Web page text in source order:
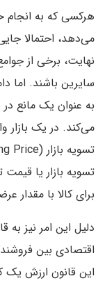
هرکسی که به
می‌دهد، احتمالا
نهایت، برخی از
سایرین باشند. اما
به عنوان یک مانع
می‌کند. در یک بازار
تسویه بازار یا
برای کالا با
دلیل این امر نیز
اقتصادی بین
این قانون ارزش یک